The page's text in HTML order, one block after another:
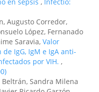
Augusto Corredor,
López, Fernanado
Saravia, Valor
IgG, IgM e IgA anti-
por VIH. ,
Sandra Milena